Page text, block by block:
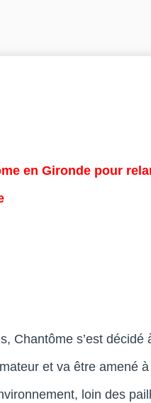
en Gironde pour
Chantôme s’est décidé
et va être amené
loin des